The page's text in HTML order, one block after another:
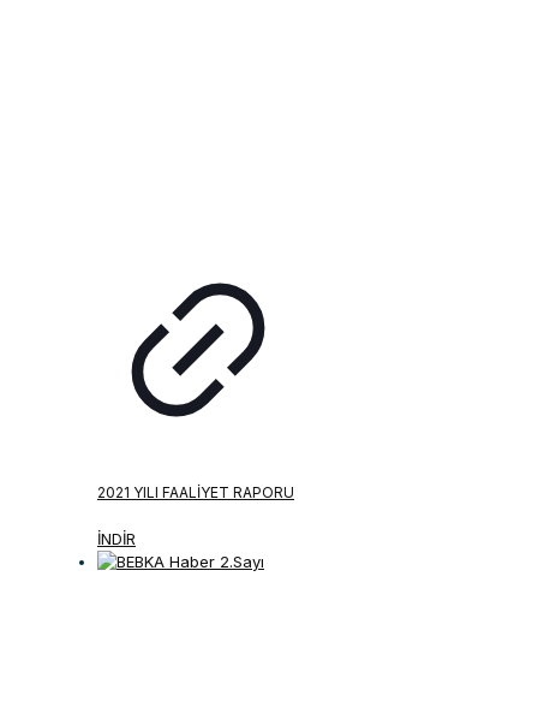
2021 YILI FAALIYET RAPORU
İNDİR